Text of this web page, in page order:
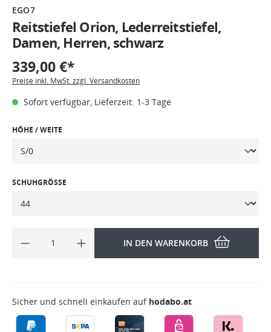
EGO7
Reitstiefel Orion, Lederreitstiefel,
Damen, Herren, schwarz
339,00 €*
Preise inkl. MwSt. zzgl. Versandkosten
Sofort verfügbar, Lieferzeit: 1-3 Tage
HÖHE / WEITE
SCHUHGRÖSSE
IN DEN WARENKORB
Sicher und schnell einkaufen auf hodabo.at